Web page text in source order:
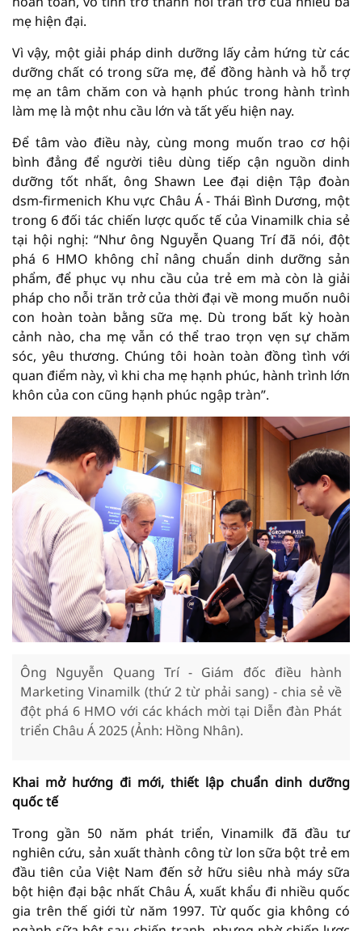
mẹ hiện đại.
Vì vậy, một giải pháp dinh dưỡng lấy cảm hứng từ các
dưỡng chất có trong sữa mẹ, để đồng hành và hỗ trợ
mẹ an tâm chăm con và hạnh phúc trong hành trình
làm mẹ là một nhu cầu lớn và tất yếu hiện nay.
Để tâm vào điều này, cùng mong muốn trao cơ hội
bình đẳng để người tiêu dùng tiếp cận nguồn dinh
dưỡng tốt nhất, ông Shawn Lee đại diện Tập đoàn
dsm-firmenich Khu vực Châu Á - Thái Bình Dương, một
trong 6 đối tác chiến lược quốc tế của Vinamilk chia sẻ
tại hội nghị: “Như ông Nguyễn Quang Trí đã nói, đột
phá 6 HMO không chỉ nâng chuẩn dinh dưỡng sản
phẩm, để phục vụ nhu cầu của trẻ em mà còn là giải
pháp cho nỗi trăn trở của thời đại về mong muốn nuôi
con hoàn toàn bằng sữa mẹ. Dù trong bất kỳ hoàn
cảnh nào, cha mẹ vẫn có thể trao trọn vẹn sự chăm
sóc, yêu thương. Chúng tôi hoàn toàn đồng tình với
quan điểm này, vì khi cha mẹ hạnh phúc, hành trình lớn
khôn của con cũng hạnh phúc ngập tràn”.
Ông Nguyễn Quang Trí - Giám đốc điều hành
Marketing Vinamilk (thứ 2 từ phải sang) - chia sẻ về
đột phá 6 HMO với các khách mời tại Diễn đàn Phát
triển Châu Á 2025 (Ảnh: Hồng Nhân).
Khai mở hướng đi mới, thiết lập chuẩn dinh dưỡng
quốc tế
Trong gần 50 năm phát triển, Vinamilk đã đầu tư
nghiên cứu, sản xuất thành công từ lon sữa bột trẻ em
đầu tiên của Việt Nam đến sở hữu siêu nhà máy sữa
bột hiện đại bậc nhất Châu Á, xuất khẩu đi nhiều quốc
gia trên thế giới từ năm 1997. Từ quốc gia không có